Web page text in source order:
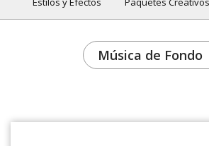
Música de Fondo